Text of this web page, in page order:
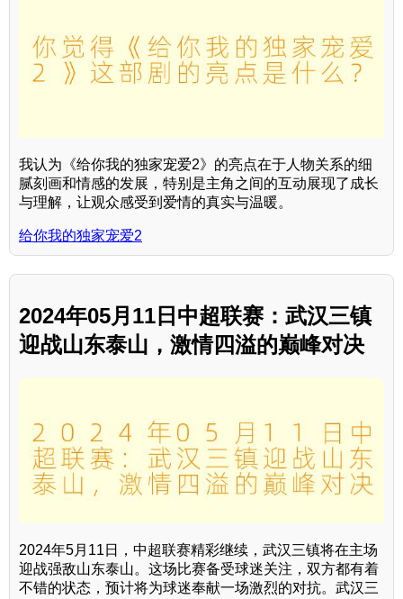
我认为《给你我的独家宠爱2》的亮点在于人物关系的细
腻刻画和情感的发展，特别是主角之间的互动展现了成长
与理解，让观众感受到爱情的真实与温暖。
给你我的独家宠爱2
2024年05月11日中超联赛：武汉三镇
迎战山东泰山，激情四溢的巅峰对决
2024年5月11日，中超联赛精彩继续，武汉三镇将在主场
迎战强敌山东泰山。这场比赛备受球迷关注，双方都有着
不错的状态，预计将为球迷奉献一场激烈的对抗。武汉三